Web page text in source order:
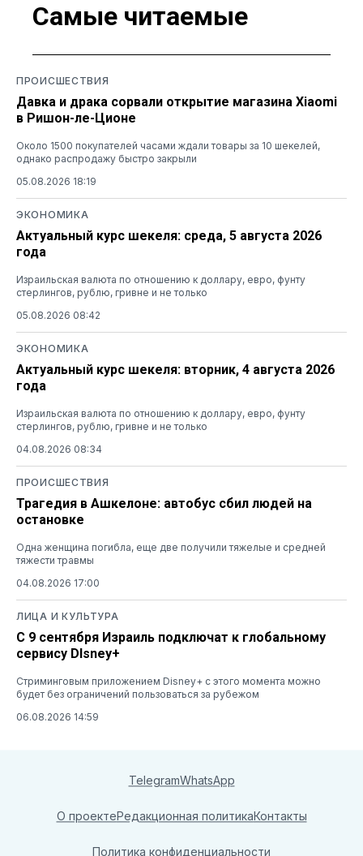
Самые читаемые
ПРОИСШЕСТВИЯ
Давка и драка сорвали открытие магазина Xiaomi
в Ришон-ле-Ционе
Около 1500 покупателей часами ждали товары за 10 шекелей,
однако распродажу быстро закрыли
05.08.2026 18:19
ЭКОНОМИКА
Актуальный курс шекеля: среда, 5 августа 2026
года
Израильская валюта по отношению к доллару, евро, фунту
стерлингов, рублю, гривне и не только
05.08.2026 08:42
ЭКОНОМИКА
Актуальный курс шекеля: вторник, 4 августа 2026
года
Израильская валюта по отношению к доллару, евро, фунту
стерлингов, рублю, гривне и не только
04.08.2026 08:34
ПРОИСШЕСТВИЯ
Трагедия в Ашкелоне: автобус сбил людей на
остановке
Одна женщина погибла, еще две получили тяжелые и средней
тяжести травмы
04.08.2026 17:00
ЛИЦА И КУЛЬТУРА
С 9 сентября Израиль подключат к глобальному
сервису DIsney+
Стриминговым приложением Disney+ с этого момента можно
будет без ограничений пользоваться за рубежом
06.08.2026 14:59
TelegramWhatsApp
О проектеРедакционная политикаКонтакты
Политика конфиденциальности